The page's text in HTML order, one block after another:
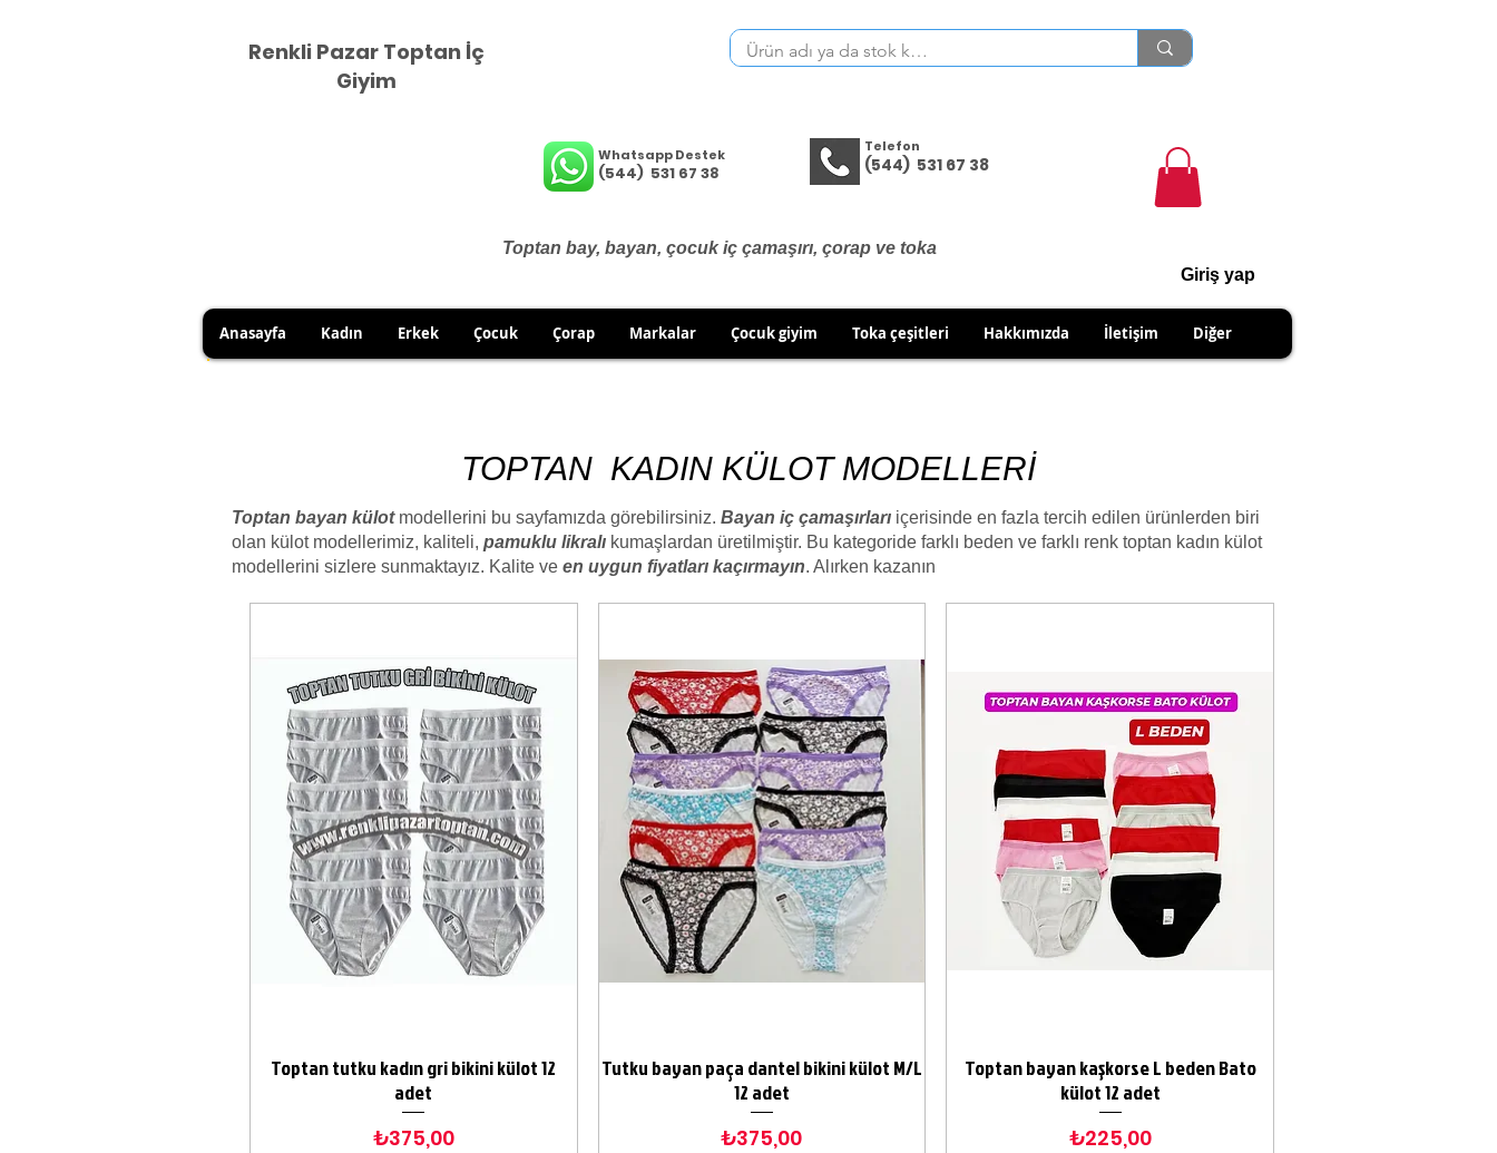
Renkli Pazar Toptan İç
Giyim
Whatsapp Destek
(544) 531 67 38
Telefon
(544) 531 67 38
Toptan bay, bayan, çocuk iç çamaşırı, çorap ve toka
Giriş yap
Anasayfa Kadın Erkek Çocuk Çorap Markalar Çocuk giyim Toka çeşitleri Hakkımızda İletişim Diğer
TOPTAN KADIN KÜLOT MODELLERİ
Toptan bayan külot modellerini bu sayfamızda görebilirsiniz. Bayan iç çamaşırları içerisinde en fazla tercih edilen ürünlerden biri
olan külot modellerimiz, kaliteli, pamuklu likralı kumaşlardan üretilmiştir. Bu kategoride farklı beden ve farklı renk toptan kadın külot
modellerini sizlere sunmaktayız. Kalite ve en uygun fiyatları kaçırmayın. Alırken kazanın
Hızlı Bakış
Toptan tutku kadın gri bikini külot 12
adet
Fiyat
₺375,00
Hızlı Bakış
Tutku bayan paça dantel bikini külot M/L
12 adet
Fiyat
₺375,00
Hızlı Bakış
Toptan bayan kaşkorse L beden Bato
külot 12 adet
Fiyat
₺225,00